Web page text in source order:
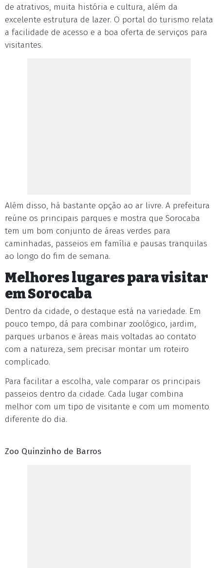
de atrativos, muita história e cultura, além da
excelente estrutura de lazer. O portal do turismo relata
a facilidade de acesso e a boa oferta de serviços para
visitantes.
Além disso, há bastante opção ao ar livre. A prefeitura
reúne os principais parques e mostra que Sorocaba
tem um bom conjunto de áreas verdes para
caminhadas, passeios em família e pausas tranquilas
ao longo do fim de semana.
Melhores lugares para visitar
em Sorocaba
Dentro da cidade, o destaque está na variedade. Em
pouco tempo, dá para combinar zoológico, jardim,
parques urbanos e áreas mais voltadas ao contato
com a natureza, sem precisar montar um roteiro
complicado.
Para facilitar a escolha, vale comparar os principais
passeios dentro da cidade. Cada lugar combina
melhor com um tipo de visitante e com um momento
diferente do dia.
Zoo Quinzinho de Barros